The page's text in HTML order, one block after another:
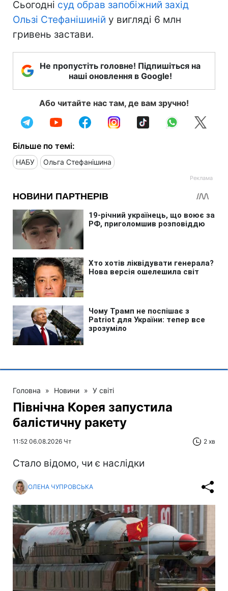
Сьогодні суд обрав запобіжний захід
Ользі Стефанішиній у вигляді 6 млн
гривень застави.
Не пропустіть головне! Підпишіться на
наші оновлення в Google!
Або читайте нас там, де вам зручно!
Більше по темі:
НАБУ Ольга Стефанішина
Головна » Новини » У світі
Північна Корея запустила
балістичну ракету
11:52 06.08.2026 Чт 2 хв
Стало відомо, чи є наслідки
ОЛЕНА ЧУПРОВСЬКА